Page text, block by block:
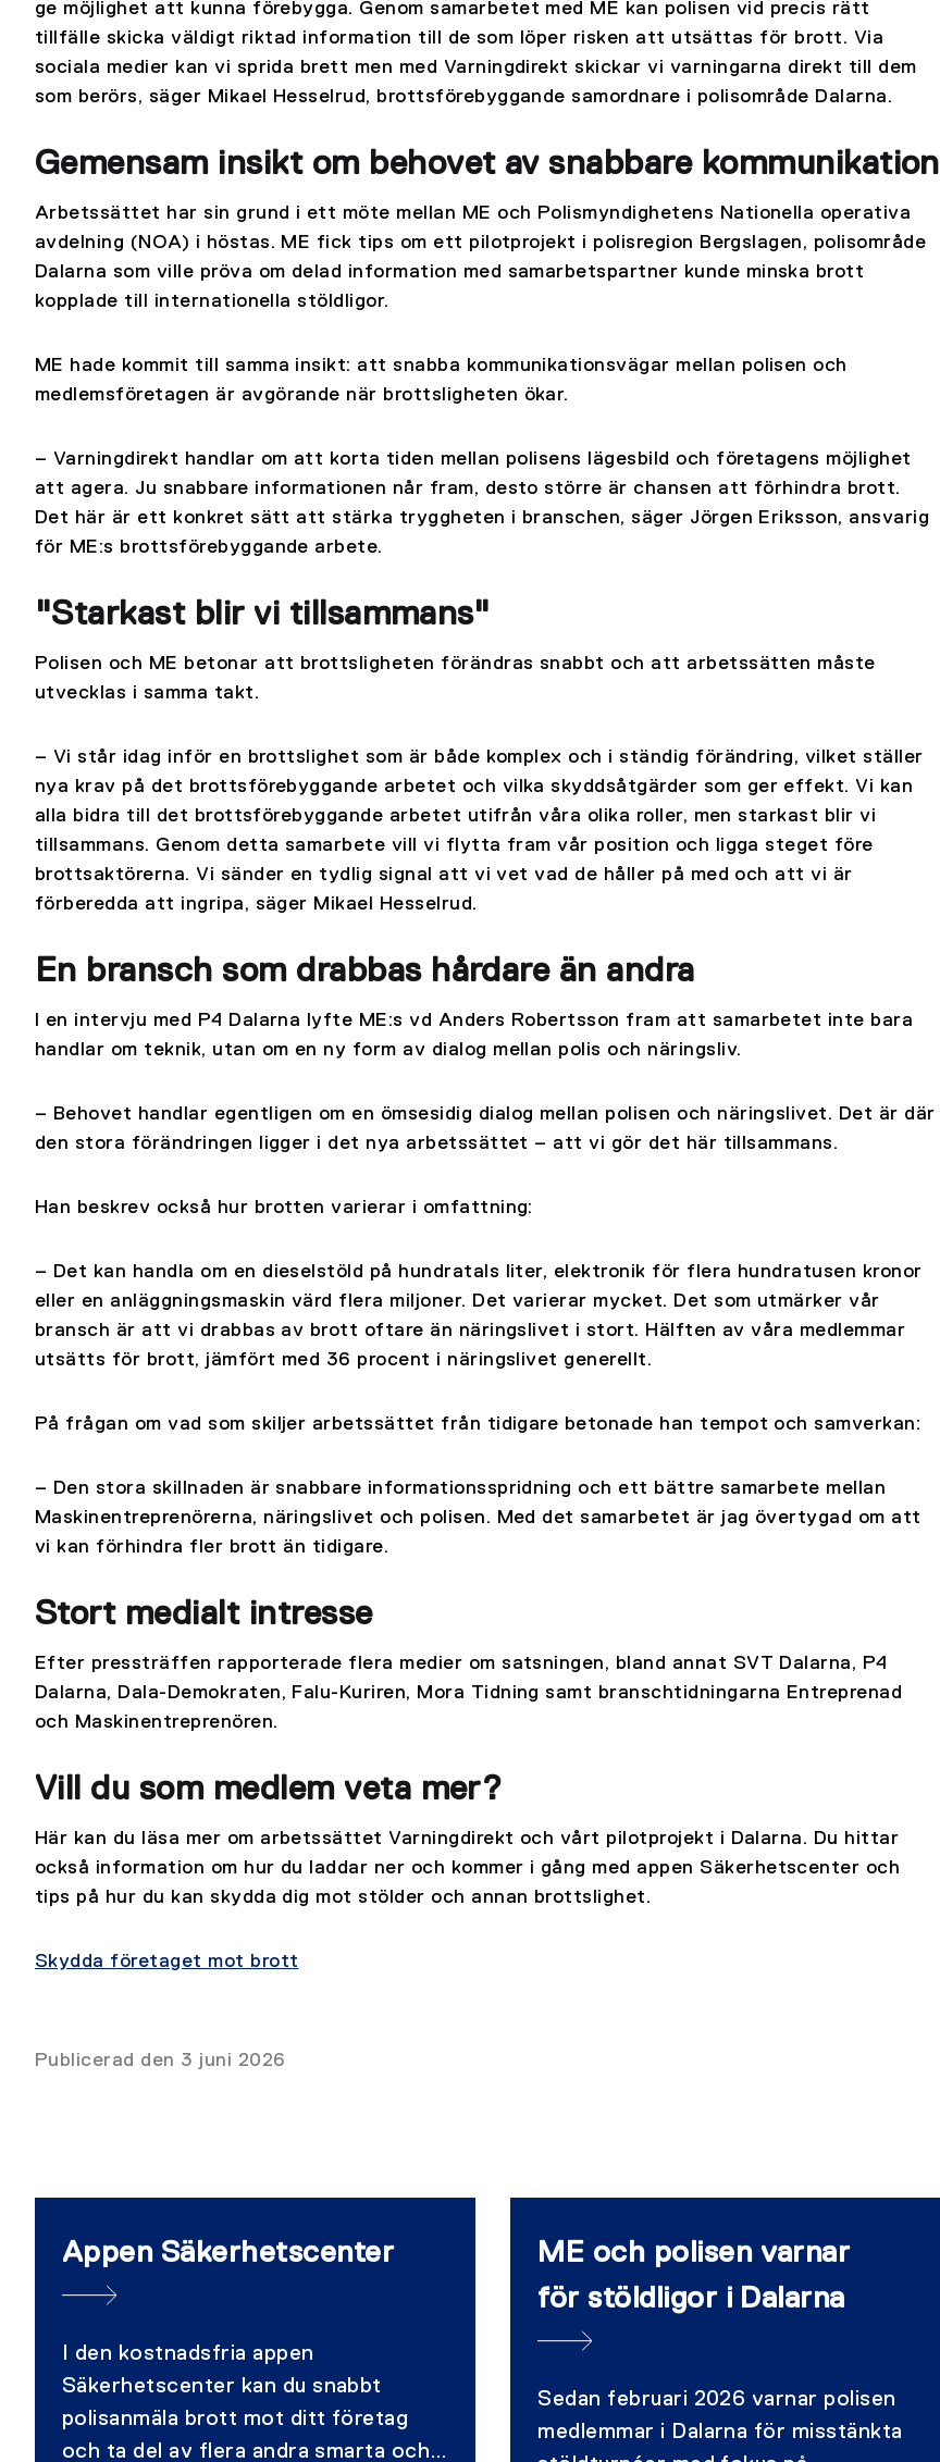
ge möjlighet att kunna förebygga. Genom samarbetet med ME kan polisen vid precis rätt
tillfälle skicka väldigt riktad information till de som löper risken att utsättas för brott. Via
sociala medier kan vi sprida brett men med Varningdirekt skickar vi varningarna direkt till dem
som berörs, säger Mikael Hesselrud, brottsförebyggande samordnare i polisområde Dalarna.
Gemensam insikt om behovet av snabbare kommunikation
Arbetssättet har sin grund i ett möte mellan ME och Polismyndighetens Nationella operativa
avdelning (NOA) i höstas. ME fick tips om ett pilotprojekt i polisregion Bergslagen, polisområde
Dalarna som ville pröva om delad information med samarbetspartner kunde minska brott
kopplade till internationella stöldligor.
ME hade kommit till samma insikt: att snabba kommunikationsvägar mellan polisen och
medlemsföretagen är avgörande när brottsligheten ökar.
– Varningdirekt handlar om att korta tiden mellan polisens lägesbild och företagens möjlighet
att agera. Ju snabbare informationen når fram, desto större är chansen att förhindra brott.
Det här är ett konkret sätt att stärka tryggheten i branschen, säger Jörgen Eriksson, ansvarig
för ME:s brottsförebyggande arbete.
"Starkast blir vi tillsammans"
Polisen och ME betonar att brottsligheten förändras snabbt och att arbetssätten måste
utvecklas i samma takt.
– Vi står idag inför en brottslighet som är både komplex och i ständig förändring, vilket ställer
nya krav på det brottsförebyggande arbetet och vilka skyddsåtgärder som ger effekt. Vi kan
alla bidra till det brottsförebyggande arbetet utifrån våra olika roller, men starkast blir vi
tillsammans. Genom detta samarbete vill vi flytta fram vår position och ligga steget före
brottsaktörerna. Vi sänder en tydlig signal att vi vet vad de håller på med och att vi är
förberedda att ingripa, säger Mikael Hesselrud.
En bransch som drabbas hårdare än andra
I en intervju med P4 Dalarna lyfte ME:s vd Anders Robertsson fram att samarbetet inte bara
handlar om teknik, utan om en ny form av dialog mellan polis och näringsliv.
– Behovet handlar egentligen om en ömsesidig dialog mellan polisen och näringslivet. Det är där
den stora förändringen ligger i det nya arbetssättet – att vi gör det här tillsammans.
Han beskrev också hur brotten varierar i omfattning:
– Det kan handla om en dieselstöld på hundratals liter, elektronik för flera hundratusen kronor
eller en anläggningsmaskin värd flera miljoner. Det varierar mycket. Det som utmärker vår
bransch är att vi drabbas av brott oftare än näringslivet i stort. Hälften av våra medlemmar
utsätts för brott, jämfört med 36 procent i näringslivet generellt.
På frågan om vad som skiljer arbetssättet från tidigare betonade han tempot och samverkan:
– Den stora skillnaden är snabbare informationsspridning och ett bättre samarbete mellan
Maskinentreprenörerna, näringslivet och polisen. Med det samarbetet är jag övertygad om att
vi kan förhindra fler brott än tidigare.
Stort medialt intresse
Efter pressträffen rapporterade flera medier om satsningen, bland annat SVT Dalarna, P4
Dalarna, Dala-Demokraten, Falu-Kuriren, Mora Tidning samt branschtidningarna Entreprenad
och Maskinentreprenören.
Vill du som medlem veta mer?
Här kan du läsa mer om arbetssättet Varningdirekt och vårt pilotprojekt i Dalarna. Du hittar
också information om hur du laddar ner och kommer i gång med appen Säkerhetscenter och
tips på hur du kan skydda dig mot stölder och annan brottslighet.
Skydda företaget mot brott
Publicerad den 3 juni 2026
Appen Säkerhetscenter
I den kostnadsfria appen
Säkerhetscenter kan du snabbt
polisanmäla brott mot ditt företag
och ta del av flera andra smarta och
ME och polisen varnar
för stöldligor i Dalarna
Sedan februari 2026 varnar polisen
medlemmar i Dalarna för misstänkta